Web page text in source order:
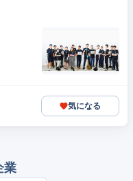
気になる
業